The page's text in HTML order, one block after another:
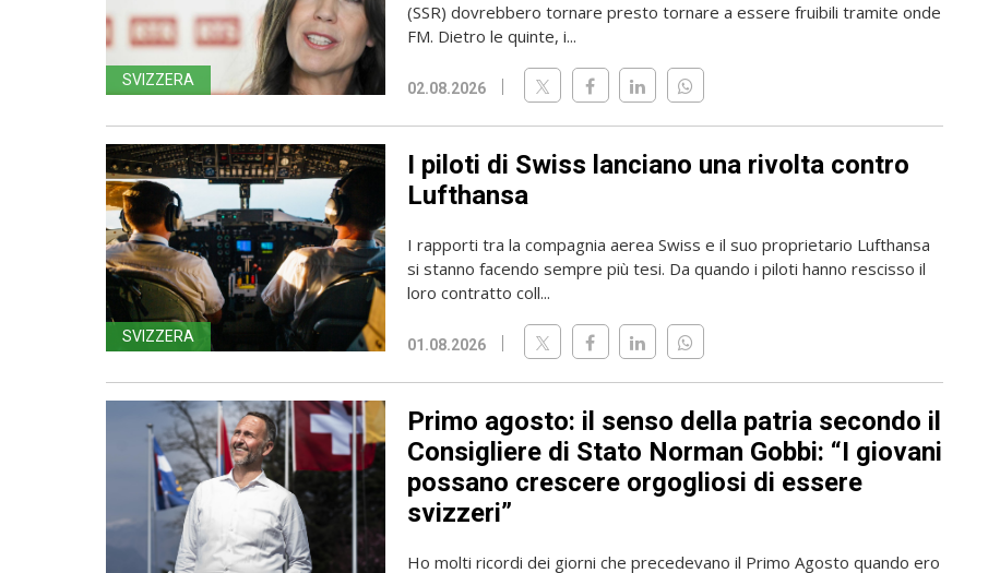
SVIZZERA
(SSR) dovrebbero tornare presto tornare a essere fruibili tramite onde
FM. Dietro le quinte, i...
02.08.2026
SVIZZERA
I piloti di Swiss lanciano una rivolta contro
Lufthansa
I rapporti tra la compagnia aerea Swiss e il suo proprietario Lufthansa
si stanno facendo sempre più tesi. Da quando i piloti hanno rescisso il
loro contratto coll...
01.08.2026
Primo agosto: il senso della patria secondo il
Consigliere di Stato Norman Gobbi: “I giovani
possano crescere orgogliosi di essere
svizzeri”
Ho molti ricordi dei giorni che precedevano il Primo Agosto quando ero